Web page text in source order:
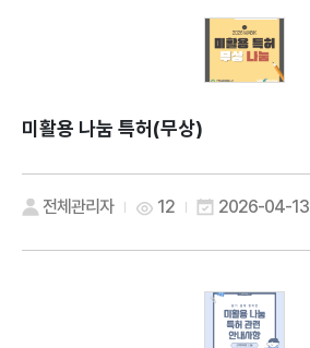
미활용 나눔 특허(무상)
전체관리자 12 2026-04-13